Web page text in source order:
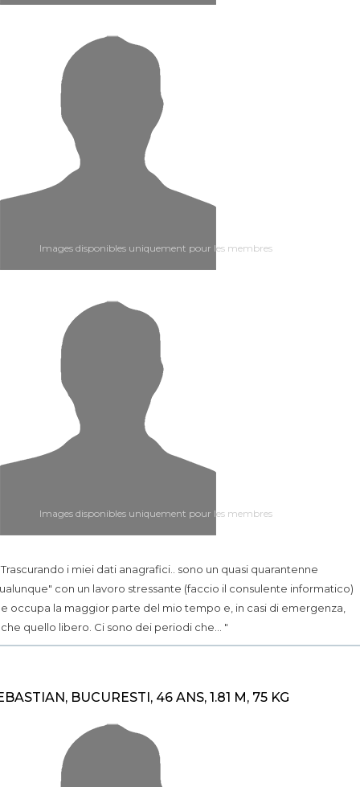
Images disponibles uniquement pour les membres
Images disponibles uniquement pour les membres
Trascurando i miei dati anagrafici.. sono un quasi quarantenne
con un lavoro stressante (faccio il consulente informatico)
occupa la maggior parte del mio tempo e, in casi di emergenza,
quello libero. Ci sono dei periodi che... "
BUCURESTI, 46 ANS, 1.81 M, 75 KG